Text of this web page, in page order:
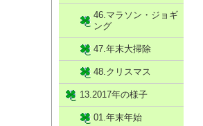
46.マラソン・ジョギ
ング
47.年末大掃除
48.クリスマス
13.2017年の様子
01.年末年始